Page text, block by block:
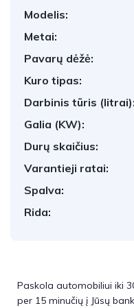
Modelis:
Metai:
Pavarų dėžė:
Kuro tipas:
Darbinis tūris (litrai):
Galia (KW):
Durų skaičius:
Varantieji ratai:
Spalva:
Rida:
Paskola automobiliui iki
per 15 minučių į Jūsų